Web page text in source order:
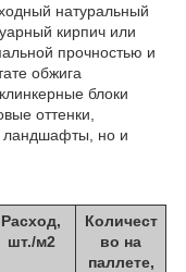
натуральный
кирпич или
прочностью и
обжига
блоки
оттенки,
ландшафты, но и
Расход,
шт./м2
Количест
во на
паллете,